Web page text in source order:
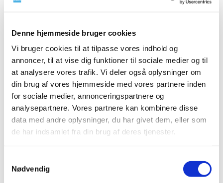
Denne hjemmeside bruger cookies
Vi bruger cookies til at tilpasse vores indhold og
annoncer, til at vise dig funktioner til sociale medier og til
at analysere vores trafik. Vi deler også oplysninger om
din brug af vores hjemmeside med vores partnere inden
for sociale medier, annonceringspartnere og
analysepartnere. Vores partnere kan kombinere disse
data med andre oplysninger, du har givet dem, eller som
de har indsamlet fra din brug af deres tjenester.
Nødvendig
Alle (513)
2026 (21)
2025 (13)
2024 (15)
2023 (18)
december (3)
november (1)
oktober (3)
september (1)
august (4)
maj (1)